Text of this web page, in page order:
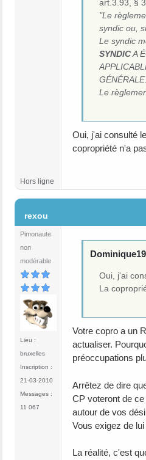
art.3.93, §
"Le
syndic ou,
Le syndic
SYNDICA
Le
Oui, j'ai consulté
copropriété n'a
Hors ligne
rexou
Pimonaute
non
modérable
Lieu :
bruxelles
Inscription :
21-03-2010
Messages :
11 067
Oui, j'ai
La
Votre copro a un
actualiser.
préoccupations
Arrêtez de dire
CP voteront de
autour de vos
Vous exigez de
La réalité, c'est